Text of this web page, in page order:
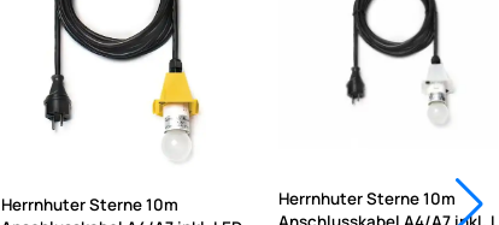
Herrnhuter Sterne 10m
Herrnhuter Sterne 10m